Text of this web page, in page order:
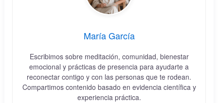
María García
Escribimos sobre meditación, comunidad, bienestar
emocional y prácticas de presencia para ayudarte a
reconectar contigo y con las personas que te rodean.
Compartimos contenido basado en evidencia científica y
experiencia práctica.